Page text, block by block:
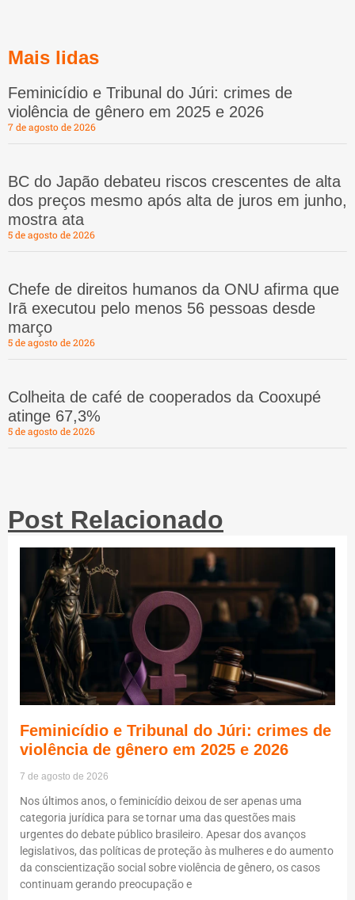
Mais lidas
Feminicídio e Tribunal do Júri: crimes de
violência de gênero em 2025 e 2026
7 de agosto de 2026
BC do Japão debateu riscos crescentes de alta
dos preços mesmo após alta de juros em junho,
mostra ata
5 de agosto de 2026
Chefe de direitos humanos da ONU afirma que
Irã executou pelo menos 56 pessoas desde
março
5 de agosto de 2026
Colheita de café de cooperados da Cooxupé
atinge 67,3%
5 de agosto de 2026
Post Relacionado
Feminicídio e Tribunal do Júri: crimes de
violência de gênero em 2025 e 2026
7 de agosto de 2026
Nos últimos anos, o feminicídio deixou de ser apenas uma
categoria jurídica para se tornar uma das questões mais
urgentes do debate público brasileiro. Apesar dos avanços
legislativos, das políticas de proteção às mulheres e do aumento
da conscientização social sobre violência de gênero, os casos
continuam gerando preocupação e